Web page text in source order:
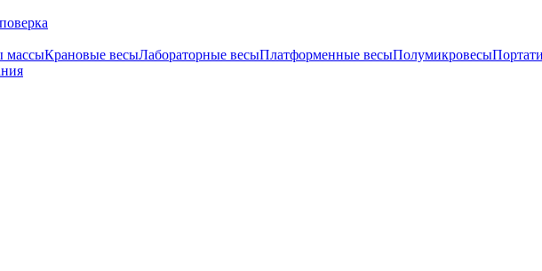
массыКрановые весыЛабораторные весыПлатформенные весыПолумикровесы